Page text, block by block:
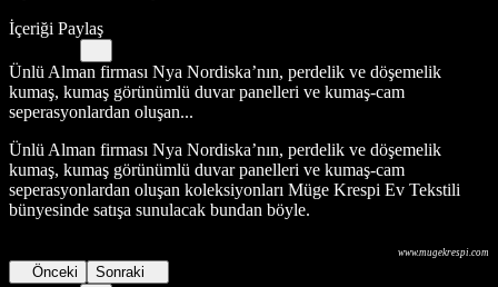
İçeriği Paylaş
Ünlü Alman firması Nya Nordiska’nın, perdelik ve döşemelik
kumaş, kumaş görünümlü duvar panelleri ve kumaş-cam
seperasyonlardan oluşan...
Ünlü Alman firması Nya Nordiska’nın, perdelik ve döşemelik
kumaş, kumaş görünümlü duvar panelleri ve kumaş-cam
seperasyonlardan oluşan koleksiyonları Müge Krespi Ev Tekstili
bünyesinde satışa sunulacak bundan böyle.
www.mugekrespi.com
Önceki Sonraki